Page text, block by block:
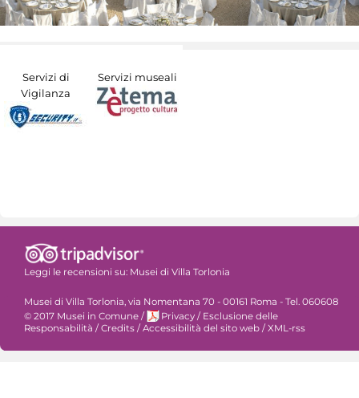
Servizi di
Vigilanza
Servizi museali
Leggi le recensioni su: Musei di Villa Torlonia
Musei di Villa Torlonia, via Nomentana 70 - 00161 Roma - Tel. 060608
© 2017 Musei in Comune / Privacy / Esclusione delle
Responsabilità / Credits / Accessibilità del sito web / XML-rss